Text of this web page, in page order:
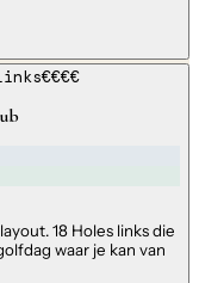
€€€€
18 Holes links die
waar je kan van